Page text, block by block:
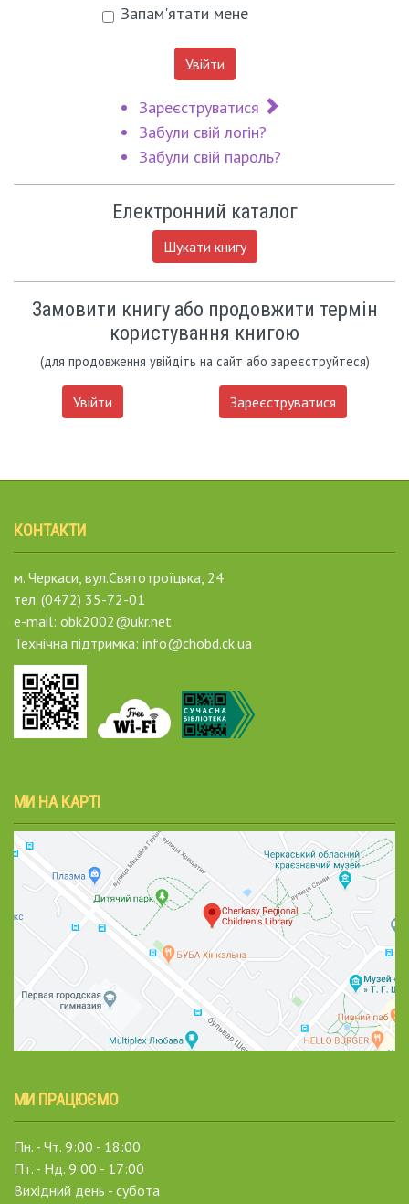
Запам'ятати мене
Увійти
Зареєструватися
Забули свій логін?
Забули свій пароль?
Електронний каталог
Шукати книгу
Замовити книгу або продовжити термін
користування книгою
(для продовження увійдіть на сайт або зареєструйтеся)
Увійти Зареєструватися
КОНТАКТИ
м. Черкаси, вул.Святотроїцька, 24
тел. (0472) 35-72-01
e-mail: obk2002@ukr.net
Технічна підтримка: info@chobd.ck.ua
МИ НА КАРТІ
МИ ПРАЦЮЄМО
Пн. - Чт. 9:00 - 18:00
Пт. - Нд. 9:00 - 17:00
Вихідний день - субота